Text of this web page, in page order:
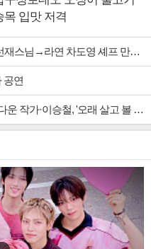
목 입맛 저격
스님→라연 차도영 셰프 만난다
공연
·이승철, '오래 살고 볼 일' 특집 출격